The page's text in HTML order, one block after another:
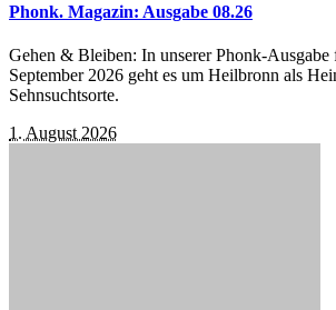
Phonk. Magazin: Ausgabe 08.26
Gehen & Bleiben: In unserer Phonk-
September 2026 geht es um Heilbronn als
Sehnsuchtsorte.
1. August 2026